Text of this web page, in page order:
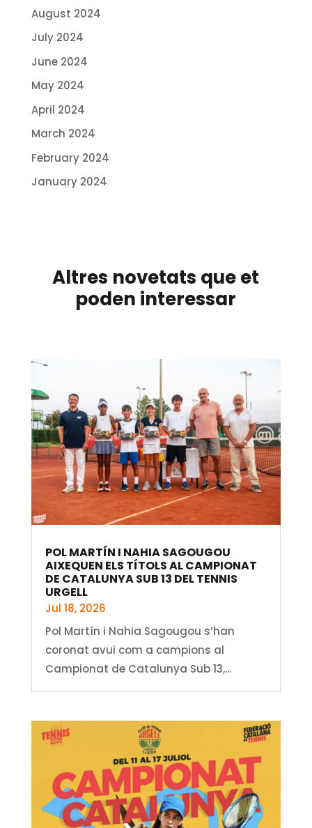
August 2024
July 2024
June 2024
May 2024
April 2024
March 2024
February 2024
January 2024
Altres novetats que et
poden interessar
POL MARTÍN I NAHIA SAGOUGOU
AIXEQUEN ELS TÍTOLS AL CAMPIONAT
DE CATALUNYA SUB 13 DEL TENNIS
URGELL
Jul 18, 2026
Pol Martín i Nahia Sagougou s’han
coronat avui com a campions al
Campionat de Catalunya Sub 13,...